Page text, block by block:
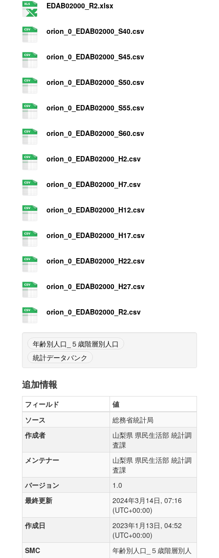
EDAB02000_R2.xlsx
orion_0_EDAB02000_S40.csv
orion_0_EDAB02000_S45.csv
orion_0_EDAB02000_S50.csv
orion_0_EDAB02000_S55.csv
orion_0_EDAB02000_S60.csv
orion_0_EDAB02000_H2.csv
orion_0_EDAB02000_H7.csv
orion_0_EDAB02000_H12.csv
orion_0_EDAB02000_H17.csv
orion_0_EDAB02000_H22.csv
orion_0_EDAB02000_H27.csv
orion_0_EDAB02000_R2.csv
年齢別人口_５歳階層別人口
統計データバンク
追加情報
フィールド
値
ソース
総務省統計局
作成者
山梨県 県民生活部 統計調
査課
メンテナー
山梨県 県民生活部 統計調
査課
バージョン
1.0
最終更新
2024年3月14日, 07:16
(UTC+00:00)
作成日
2023年1月13日, 04:52
(UTC+00:00)
SMC
年齢別人口_５歳階層別人